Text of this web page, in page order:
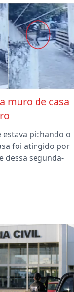
muro de casa
pichando o
foi atingido por
dessa segunda-